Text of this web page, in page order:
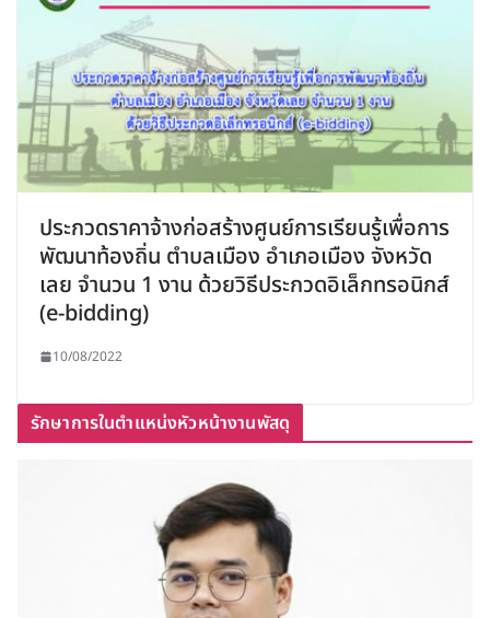
ประกวดราคาจ้างก่อสร้างศูนย์การเรียนรู้เพื่อการ
พัฒนาท้องถิ่น ตำบลเมือง อำเภอเมือง จังหวัด
เลย จำนวน 1 งาน ด้วยวิธีประกวดอิเล็กทรอนิกส์
(e-bidding)
10/08/2022
รักษาการในตำแหน่งหัวหน้างานพัสดุ